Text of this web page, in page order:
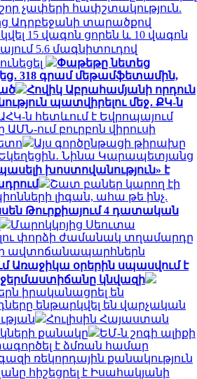
չափերի հափշտակություն.
Ադրբեջանի տարածքով
15 վագոն ցորեն և 10 վագոն
5.6 մագնիտուդով
Փաթեթը նետեց
318 գրամ մեթամֆետամին,
Հովիկ Աբրահամյանի որդուն
պատվիրելու մեջ․ ՔԿ-ն
ն հետևում է Եվրոպայում
ում բուրբոն վիրուսի
Այս գործընթացի թիրախը
Եկեղեցին․ Նինա Կարապետյանց
խոստովանություն» է
Շատ բաներ կարող էի
լիգան, ահա թե ինչ.
Թուրքիայում 4 դատական
Մարոկկոյից Սեուտա
փորձի ժամանակ տղամարդը
ավտոճանապարհներն
Առաջիկա օրերին սպասվում է
կնվազի
իրականացրել են
ենթարկվել են վարչական
Հուլիսին Հայաստան
քանակը
ԵՄ-ն շոգի ալիքի
է ձմռան համար
ռեկորդային քանակություն
հիշեցրել է Իսահակյանի